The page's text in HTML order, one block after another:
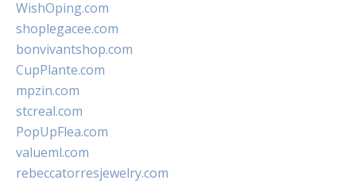
WishOping.com
shoplegacee.com
bonvivantshop.com
CupPlante.com
mpzin.com
stcreal.com
PopUpFlea.com
valueml.com
rebeccatorresjewelry.com